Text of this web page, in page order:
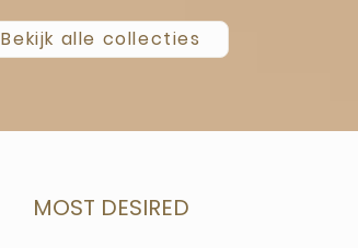
Bekijk alle collecties
MOST DESIRED